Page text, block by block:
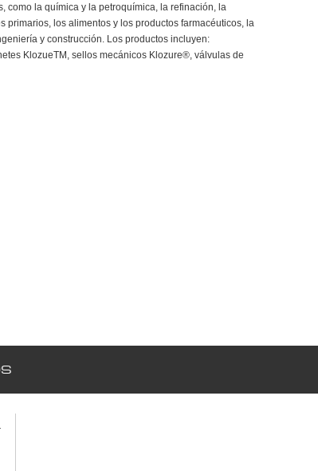
como la química y la petroquímica, la refinación, la
los alimentos y los productos farmacéuticos, la
y construcción. Los productos incluyen:
KlozueTM, sellos mecánicos Klozure®, válvulas de